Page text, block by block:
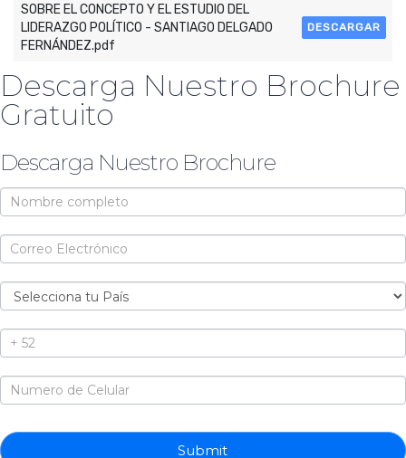
SOBRE EL CONCEPTO Y EL ESTUDIO DEL
LIDERAZGO POLÍTICO - SANTIAGO DELGADO
FERNÁNDEZ.pdf
DESCARGAR
Descarga Nuestro Brochure
Gratuito
Descarga Nuestro Brochure
Brochure
Submit